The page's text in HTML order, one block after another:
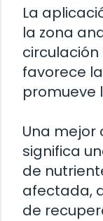
La
la zona
favorece
promueve
Una mejor
significa
de
afectada,
de